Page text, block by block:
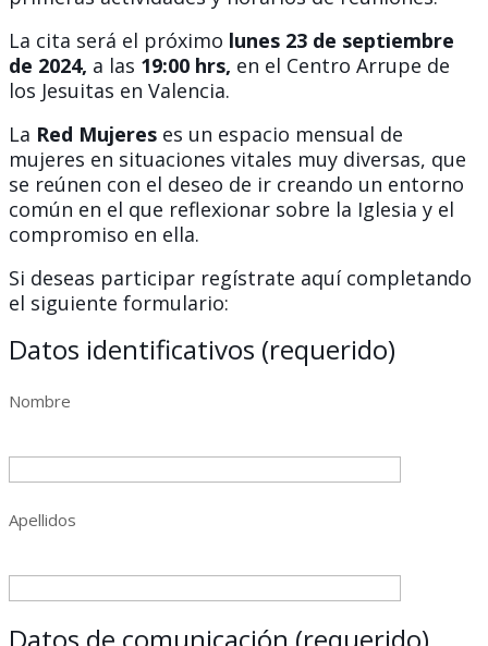
La cita será el próximo lunes 23 de septiembre
de 2024, a las 19:00 hrs, en el Centro Arrupe de
los Jesuitas en Valencia.
La Red Mujeres es un espacio mensual de
mujeres en situaciones vitales muy diversas, que
se reúnen con el deseo de ir creando un entorno
común en el que reflexionar sobre la Iglesia y el
compromiso en ella.
Si deseas participar regístrate aquí completando
el siguiente formulario:
Datos identificativos (requerido)
Nombre
Apellidos